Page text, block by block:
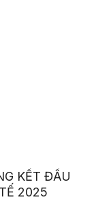
KẾT ĐẤU
2025